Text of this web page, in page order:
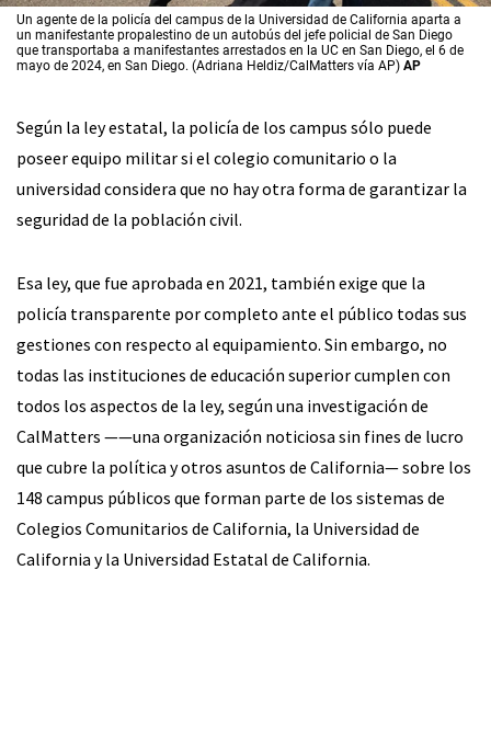
Un agente de la policía del campus de la Universidad de California aparta a
un manifestante propalestino de un autobús del jefe policial de San Diego
que transportaba a manifestantes arrestados en la UC en San Diego, el 6 de
mayo de 2024, en San Diego. (Adriana Heldiz/CalMatters vía AP) AP
Según la ley estatal, la policía de los campus sólo puede
poseer equipo militar si el colegio comunitario o la
universidad considera que no hay otra forma de garantizar la
seguridad de la población civil.
Esa ley, que fue aprobada en 2021, también exige que la
policía transparente por completo ante el público todas sus
gestiones con respecto al equipamiento. Sin embargo, no
todas las instituciones de educación superior cumplen con
todos los aspectos de la ley, según una investigación de
CalMatters ——una organización noticiosa sin fines de lucro
que cubre la política y otros asuntos de California— sobre los
148 campus públicos que forman parte de los sistemas de
Colegios Comunitarios de California, la Universidad de
California y la Universidad Estatal de California.